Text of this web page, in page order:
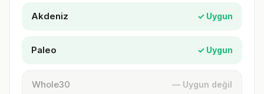
Akdeniz ✓ Uygun
Paleo ✓ Uygun
Whole30 — Uygun değil